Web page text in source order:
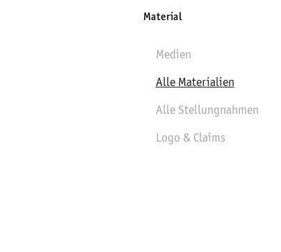
Material
Medien
Alle Materialien
Alle Stellungnahmen
Logo & Claims